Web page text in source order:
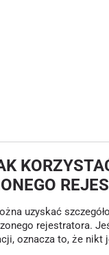
uzyskać
rejestratora.
oznacza to, że nikt